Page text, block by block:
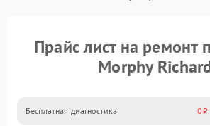
Прайс лист на ремонт
Morphy
Бесплатная диагностика 0